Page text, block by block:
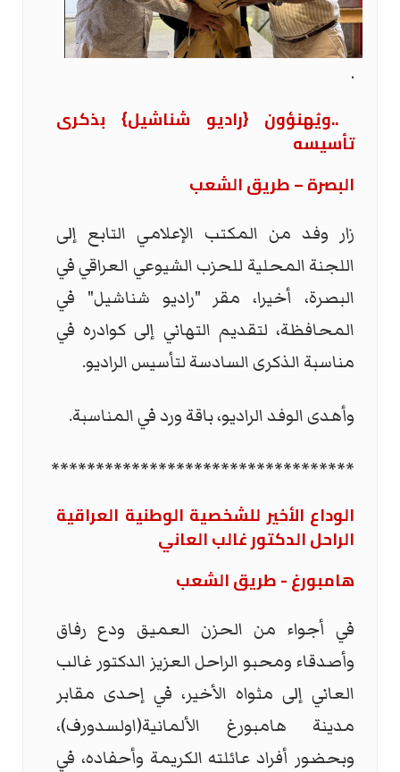
.
..ويُهنؤون {راديو شناشيل} بذكرى
تأسيسه
البصرة – طريق الشعب
زار وفد من المكتب الإعلامي التابع إلى
اللجنة المحلية للحزب الشيوعي العراقي في
البصرة، أخيرا، مقر "راديو شناشيل" في
المحافظة، لتقديم التهاني إلى كوادره في
مناسبة الذكرى السادسة لتأسيس الراديو.
وأهدى الوفد الراديو، باقة ورد في المناسبة.
**********************************
الوداع الأخير للشخصية الوطنية العراقية
الراحل الدكتور غالب العاني
هامبورغ - طريق الشعب
في أجواء من الحزن العميق ودع رفاق
وأصدقاء ومحبو الراحل العزيز الدكتور غالب
العاني إلى مثواه الأخير، في إحدى مقابر
مدينة هامبورغ الألمانية(اولسدورف)،
وبحضور أفراد عائلته الكريمة وأحفاده، في